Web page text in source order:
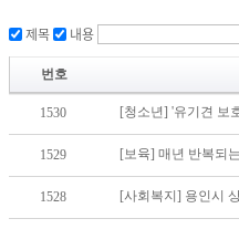
제목 내용
번호
1530 [청소년] '유기견 보
1529 [보육] 매년 반복되
1528 [사회복지] 용인시